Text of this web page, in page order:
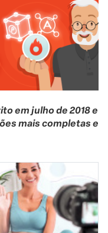
em julho de 2018 e
mais completas e